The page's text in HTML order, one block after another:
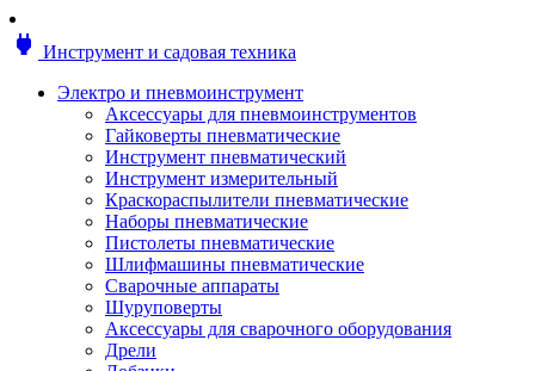
Аксессуары для садовых инструментов
Инструмент ручной
Лопаты
Садово-посадочные инструменты
Садовые ножницы
Садовые пилы и ножи
Секаторы и сучкорезы
Топоры
Баллоны газовые
Мангалы и коптильни
Мебель для сада
Ножницы по металлу
Тележки садовые
power Инструмент и садовая техника
Электро и пневмоинструмент
Аксессуары для пневмоинструментов
Гайковерты пневматические
Инструмент пневматический
Инструмент измерительный
Краскораспылители пневматические
Наборы пневматические
Пистолеты пневматические
Шлифмашины пневматические
Сварочные аппараты
Шуруповерты
Аксессуары для сварочного оборудования
Дрели